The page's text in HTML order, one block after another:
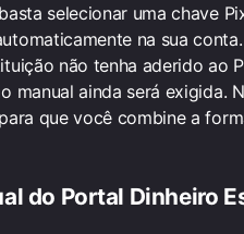
selecionar uma chave
na sua conta.
não tenha aderido ao
manual ainda será exigida.
que você combine a
do Portal Dinheiro